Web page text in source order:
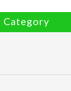
Category